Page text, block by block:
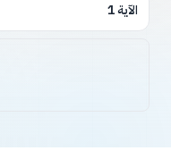
الآية 1